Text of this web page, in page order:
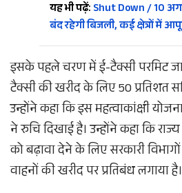
यह भी पढ़ें: Shut Down / 10
बंद रहेगी बिजली, कई क्षेत्रों में
इसके पहले चरण में ई-टैक्सी परमिट
टैक्सी की खरीद के लिए 50 प्रतिशत
उन्होंने कहा कि इस महत्वाकांक्षी
ने रुचि दिखाई है। उन्होंने कहा कि
को बढ़ावा देने के लिए सरकारी
वाहनों की खरीद पर प्रतिबंध लगाया है।